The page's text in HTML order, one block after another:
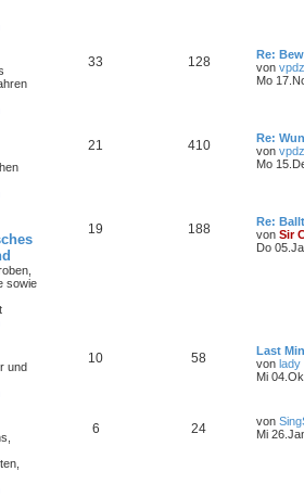
33 128
Re:
von
Mo
21 410
Re:
von
Mo
sowie
19 188
Re:
von Sir
Do
und
10 58
Last
von lady
Mi
6 24 von
Mi